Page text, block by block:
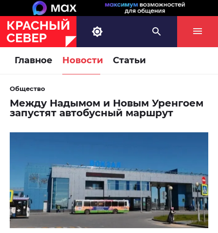
Главное Новости Статьи
Общество
Между Надымом и Новым Уренгоем
запустят автобусный маршрут